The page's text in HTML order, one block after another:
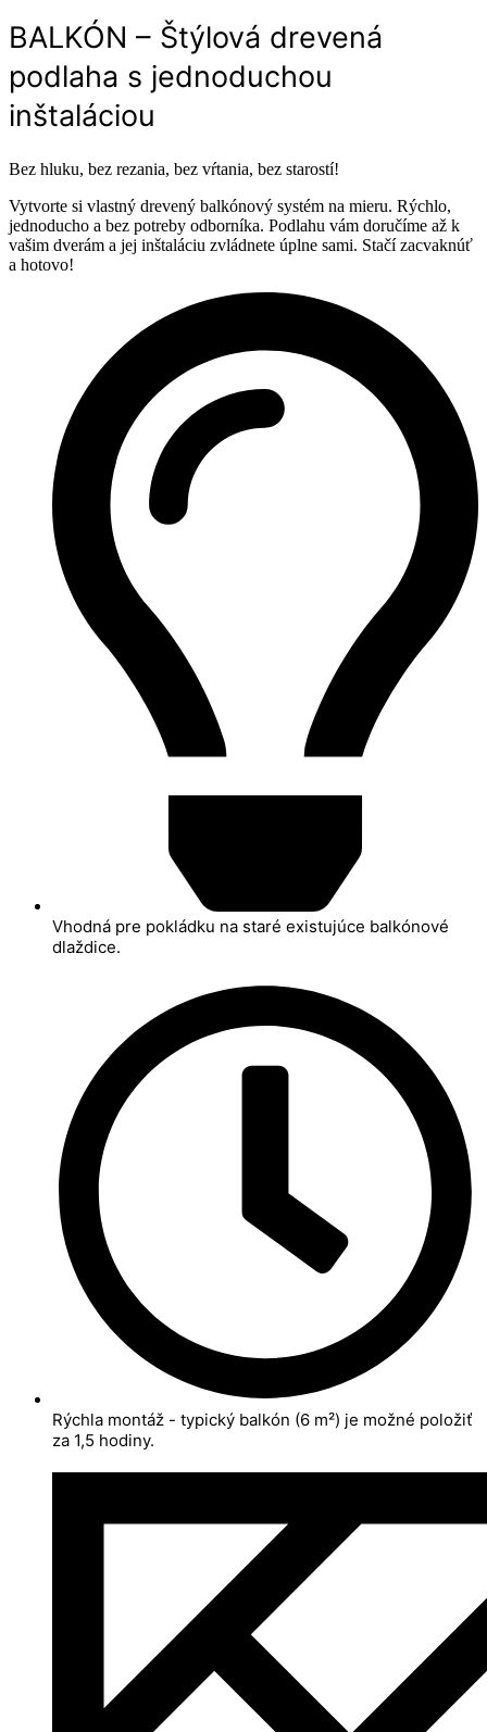
BALKÓN – Štýlová drevená
podlaha s jednoduchou
inštaláciou
Bez hluku, bez rezania, bez vŕtania, bez starostí!
Vytvorte si vlastný drevený balkónový systém na mieru. Rýchlo,
jednoducho a bez potreby odborníka. Podlahu vám doručíme až k
vašim dverám a jej inštaláciu zvládnete úplne sami. Stačí zacvaknúť
a hotovo!
Vhodná pre pokládku na staré existujúce balkónové
dlaždice.
Rýchla montáž - typický balkón (6 m²) je možné položiť
za 1,5 hodiny.